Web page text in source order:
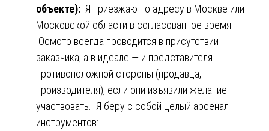
объекте): Я приезжаю по адресу в Москве или
Московской области в согласованное время.
Осмотр всегда проводится в присутствии
заказчика, а в идеале — и представителя
противоположной стороны (продавца,
производителя), если они изъявили желание
участвовать. Я беру с собой целый арсенал
инструментов: